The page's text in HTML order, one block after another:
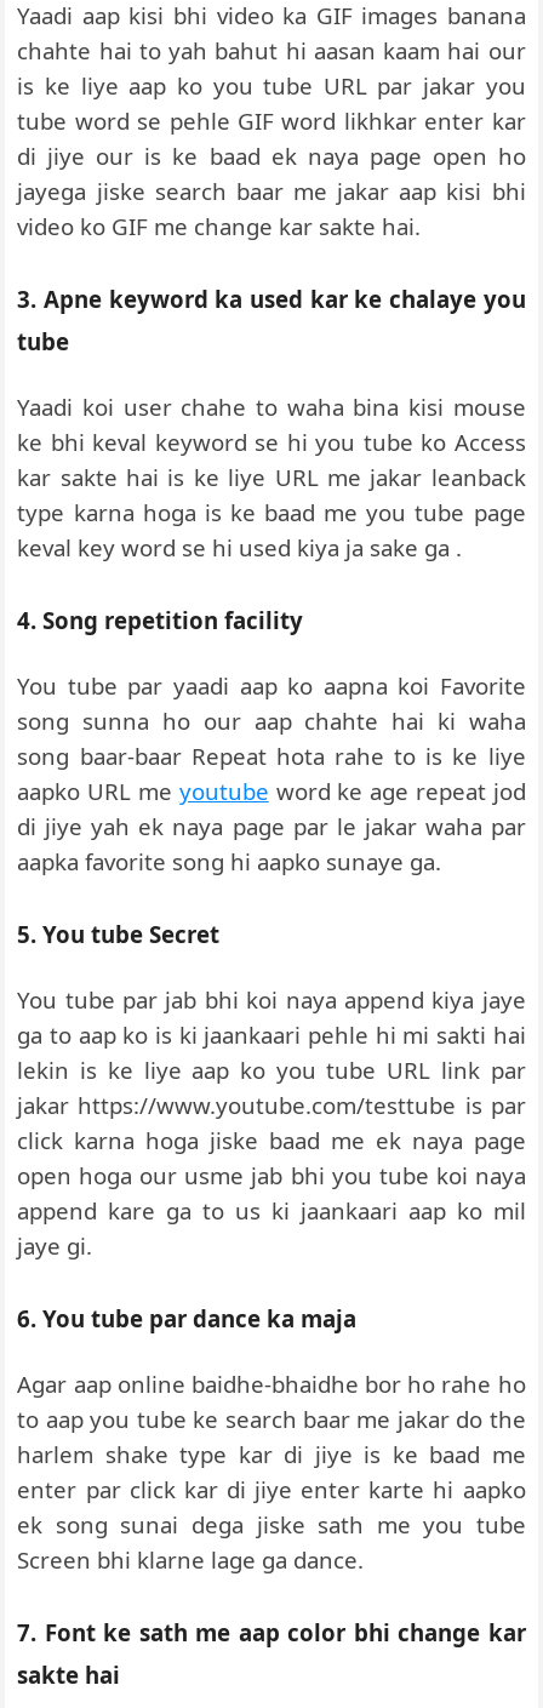
Yaadi aap kisi bhi video ka GIF images banana
chahte hai to yah bahut hi aasan kaam hai our
is ke liye aap ko you tube URL par jakar you
tube word se pehle GIF word likhkar enter kar
di jiye our is ke baad ek naya page open ho
jayega jiske search baar me jakar aap kisi bhi
video ko GIF me change kar sakte hai.
3. Apne keyword ka used kar ke chalaye you
tube
Yaadi koi user chahe to waha bina kisi mouse
ke bhi keval keyword se hi you tube ko Access
kar sakte hai is ke liye URL me jakar leanback
type karna hoga is ke baad me you tube page
keval key word se hi used kiya ja sake ga .
4. Song repetition facility
You tube par yaadi aap ko aapna koi Favorite
song sunna ho our aap chahte hai ki waha
song baar-baar Repeat hota rahe to is ke liye
aapko URL me youtube word ke age repeat jod
di jiye yah ek naya page par le jakar waha par
aapka favorite song hi aapko sunaye ga.
5. You tube Secret
You tube par jab bhi koi naya append kiya jaye
ga to aap ko is ki jaankaari pehle hi mi sakti hai
lekin is ke liye aap ko you tube URL link par
jakar https://www.youtube.com/testtube is par
click karna hoga jiske baad me ek naya page
open hoga our usme jab bhi you tube koi naya
append kare ga to us ki jaankaari aap ko mil
jaye gi.
6. You tube par dance ka maja
Agar aap online baidhe-bhaidhe bor ho rahe ho
to aap you tube ke search baar me jakar do the
harlem shake type kar di jiye is ke baad me
enter par click kar di jiye enter karte hi aapko
ek song sunai dega jiske sath me you tube
Screen bhi klarne lage ga dance.
7. Font ke sath me aap color bhi change kar
sakte hai